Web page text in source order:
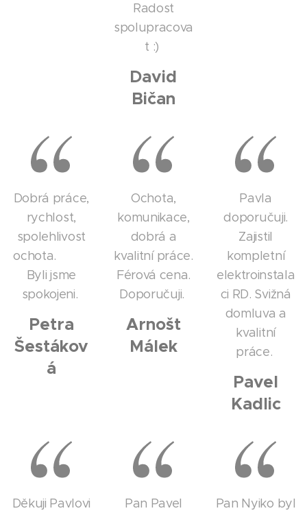
Radost
spolupracova
t :)
David
Bičan
Dobrá práce,
rychlost,
spolehlivost
ochota. 👍🏻👍🏻
Byli jsme
spokojeni.
Petra
Šestákov
á
Ochota,
komunikace,
dobrá a
kvalitní práce.
Férová cena.
Doporučuji.
Arnošt
Málek
Pavla
doporučuji.
Zajistil
kompletní
elektroinstala
ci RD. Svižná
domluva a
kvalitní
práce.
Pavel
Kadlic
Děkuji Pavlovi
Pan Pavel
Pan Nyiko byl